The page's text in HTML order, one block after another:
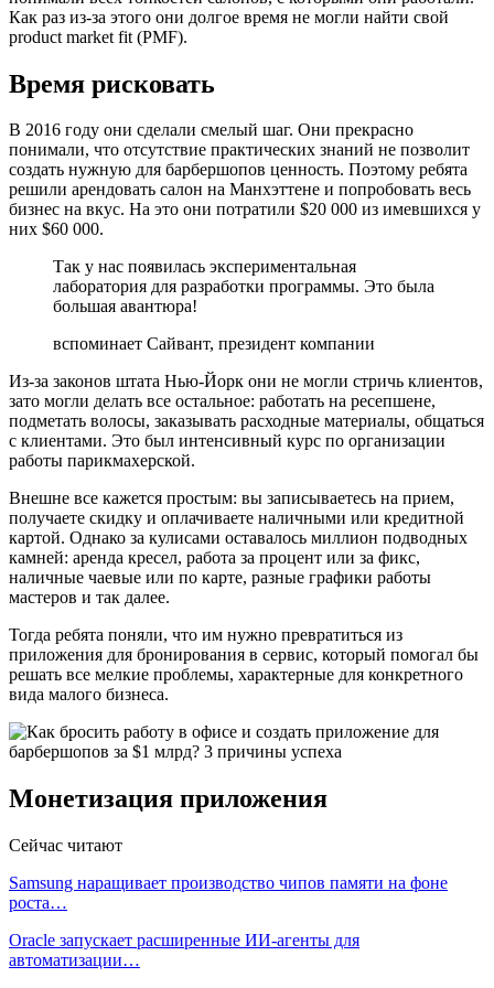
Как раз из-за этого они долгое время не могли найти свой
product market fit (PMF).
Время рисковать
В 2016 году они сделали смелый шаг. Они прекрасно
понимали, что отсутствие практических знаний не позволит
создать нужную для барбершопов ценность. Поэтому ребята
решили арендовать салон на Манхэттене и попробовать весь
бизнес на вкус. На это они потратили $20 000 из имевшихся у
них $60 000.
Так у нас появилась экспериментальная
лаборатория для разработки программы. Это была
большая авантюра!
вспоминает Сайвант, президент компании
Из-за законов штата Нью-Йорк они не могли стричь клиентов,
зато могли делать все остальное: работать на ресепшене,
подметать волосы, заказывать расходные материалы, общаться
с клиентами. Это был интенсивный курс по организации
работы парикмахерской.
Внешне все кажется простым: вы записываетесь на прием,
получаете скидку и оплачиваете наличными или кредитной
картой. Однако за кулисами оставалось миллион подводных
камней: аренда кресел, работа за процент или за фикс,
наличные чаевые или по карте, разные графики работы
мастеров и так далее.
Тогда ребята поняли, что им нужно превратиться из
приложения для бронирования в сервис, который помогал бы
решать все мелкие проблемы, характерные для конкретного
вида малого бизнеса.
Монетизация приложения
Сейчас читают
Samsung наращивает производство чипов памяти на фоне
роста…
Oracle запускает расширенные ИИ‑агенты для
автоматизации…